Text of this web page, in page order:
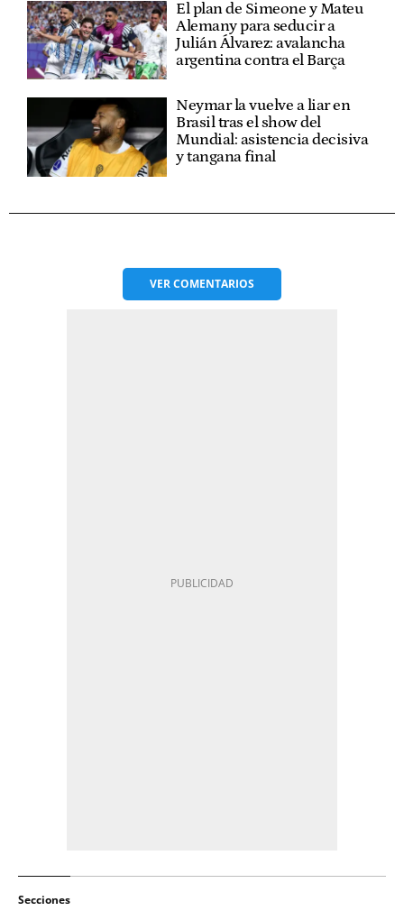
El plan de Simeone y Mateu
Alemany para seducir a
Julián Álvarez: avalancha
argentina contra el Barça
Neymar la vuelve a liar en
Brasil tras el show del
Mundial: asistencia decisiva
y tangana final
VERCOMENTARIOS
Secciones